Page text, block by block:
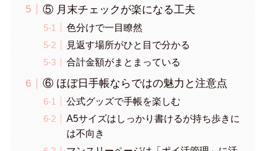
⑤ 月末チェックが楽になる工夫
色分けで一目瞭然
見返す場所がひと目で分かる
合計金額がまとまっている
⑥ ほぼ日手帳ならではの魅力と注意点
公式グッズで手帳を楽しむ
A5サイズはしっかり書けるが持ち歩きに
は不向き